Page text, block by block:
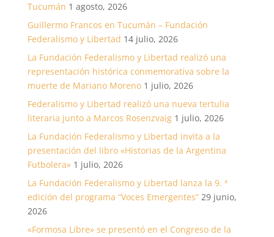
Tucumán 1 agosto, 2026
Guillermo Francos en Tucumán – Fundación
Federalismo y Libertad 14 julio, 2026
La Fundación Federalismo y Libertad realizó una
representación histórica conmemorativa sobre la
muerte de Mariano Moreno 1 julio, 2026
Federalismo y Libertad realizó una nueva tertulia
literaria junto a Marcos Rosenzvaig 1 julio, 2026
La Fundación Federalismo y Libertad invita a la
presentación del libro «Historias de la Argentina
Futbolera» 1 julio, 2026
La Fundación Federalismo y Libertad lanza la 9. ª
edición del programa “Voces Emergentes” 29 junio,
2026
«Formosa Libre» se presentó en el Congreso de la